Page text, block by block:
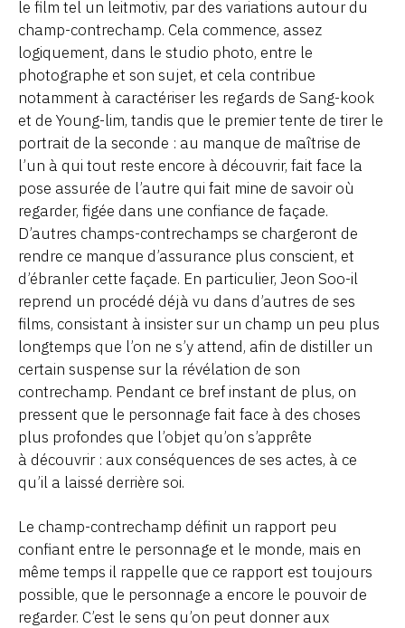
le film tel un leitmotiv, par des variations autour du
champ-contrechamp. Cela commence, assez
logiquement, dans le studio photo, entre le
photographe et son sujet, et cela contribue
notamment à caractériser les regards de Sang-kook
et de Young-lim, tandis que le premier tente de tirer le
portrait de la seconde : au manque de maîtrise de
l’un à qui tout reste encore à découvrir, fait face la
pose assurée de l’autre qui fait mine de savoir où
regarder, figée dans une confiance de façade.
D’autres champs-contrechamps se chargeront de
rendre ce manque d’assurance plus conscient, et
d’ébranler cette façade. En particulier, Jeon Soo-il
reprend un procédé déjà vu dans d’autres de ses
films, consistant à insister sur un champ un peu plus
longtemps que l’on ne s’y attend, afin de distiller un
certain suspense sur la révélation de son
contrechamp. Pendant ce bref instant de plus, on
pressent que le personnage fait face à des choses
plus profondes que l’objet qu’on s’apprête
à découvrir : aux conséquences de ses actes, à ce
qu’il a laissé derrière soi.
Le champ-contrechamp définit un rapport peu
confiant entre le personnage et le monde, mais en
même temps il rappelle que ce rapport est toujours
possible, que le personnage a encore le pouvoir de
regarder. C’est le sens qu’on peut donner aux